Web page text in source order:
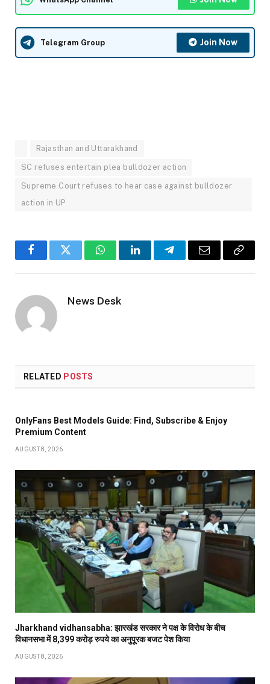
Telegram Group Join Now
Rajasthan and Uttarakhand
SC refuses entertain plea bulldozer action
Supreme Court refuses to hear case against bulldozer
action in UP
FacebookTwitter WhatsAppLinkedInTelegramEmail
Copy
News Desk
RELATED POSTS
OnlyFans Best Models Guide: Find, Subscribe & Enjoy
Premium Content
AUGUST 8, 2026
Jharkhand vidhansabha: झारखंड सरकार ने पक्ष के विरोध के बीच
विधानसभा में 8,399 करोड़ रुपये का अनुपूरक बजट पेश किया
AUGUST 8, 2026